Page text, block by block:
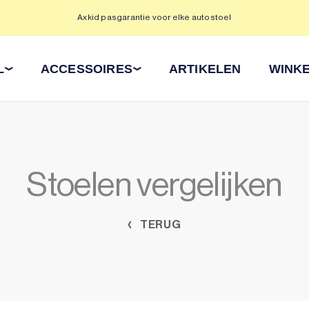
Axkid pasgarantie voor elke autostoel
ACCESSOIRES ARTIKELEN
Stoelen vergelijken
TERUG